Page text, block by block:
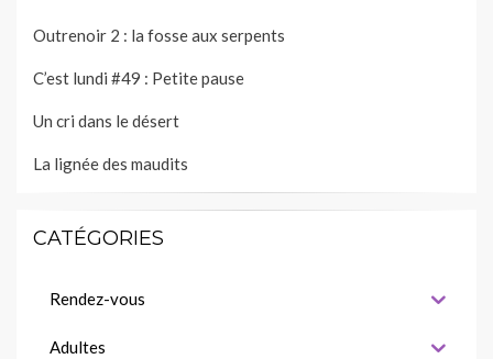
Outrenoir 2 : la fosse aux serpents
C’est lundi #49 : Petite pause
Un cri dans le désert
La lignée des maudits
CATÉGORIES
Rendez-vous
Adultes